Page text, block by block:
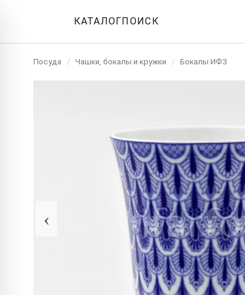
КАТАЛОГПОИСК
Посуда / Чашки, бокалы и кружки / Бокалы ИФЗ
‹